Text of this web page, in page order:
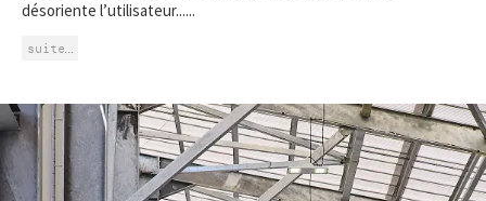
désoriente l’utilisateur......
suite…